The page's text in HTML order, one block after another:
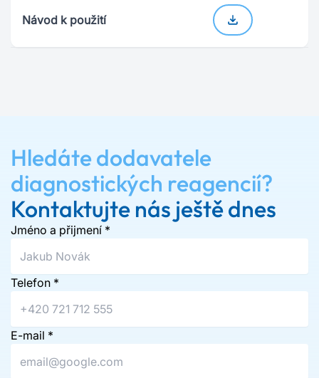
Návod k použití
Hledáte dodavatele
diagnostických reagencií?
Kontaktujte nás ještě dnes
Jméno a přijmení *
Telefon *
E-mail *